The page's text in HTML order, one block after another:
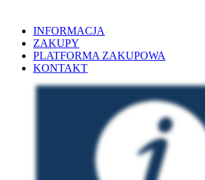
INFORMACJA
ZAKUPY
PLATFORMA ZAKUPOWA
KONTAKT